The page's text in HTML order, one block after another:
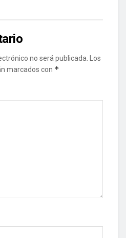
no será publicada.
Los
marcados con *